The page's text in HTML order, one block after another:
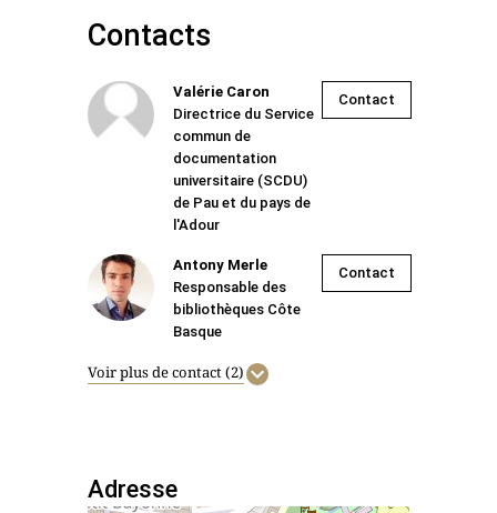
Contacts
Valérie Caron
Directrice du Service
commun de
documentation
universitaire (SCDU)
de Pau et du pays de
l'Adour
Contact
Antony Merle
Responsable des
bibliothèques Côte
Basque
Contact
Voir plus de contact (2)
Adresse